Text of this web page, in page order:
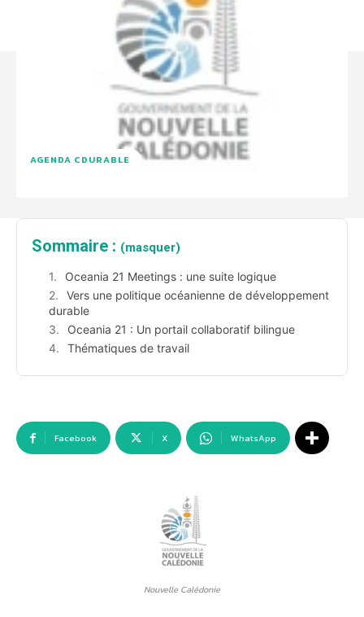
AGENDA CDURABLE
Sommaire : (masquer)
Oceania 21 Meetings : une suite logique
Vers une politique océanienne de développement
durable
Oceania 21 : Un portail collaboratif bilingue
Thématiques de travail
Facebook X WhatsApp
Nouvelle Calédonie